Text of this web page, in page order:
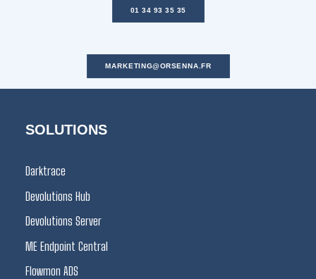
01 34 93 35 35
MARKETING@ORSENNA.FR
SOLUTIONS
Darktrace
Devolutions Hub
Devolutions Server
ME Endpoint Central
Flowmon ADS